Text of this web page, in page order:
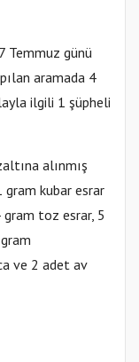
Temmuz günü
aramada 4
ilgili 1 şüpheli
alınmış
kubar esrar
toz esrar, 5
ve 2 adet av